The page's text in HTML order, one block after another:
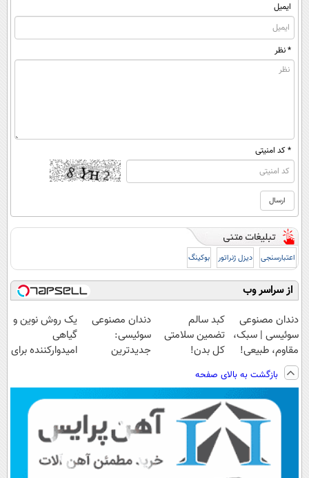
ایمیل
* نظر
* کد امنیتی
اعتبارسنجی دیزل ژنراتور بوکینگ
از سراسر وب
دندان مصنوعی
سوئیسی | سبک،
مقاوم، طبیعی!
ویزیت
رایگان+پرداخت
اقساطی😍
کبد سالم
تضمین سلامتی
کل بدن!
دندان مصنوعی
سوئیسی:
جدیدترین
پرداخت قسطی
یک روش نوین و
گیاهی
امیدوارکننده برای
بازگشت به بالای صفحه